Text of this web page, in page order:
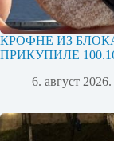
КРОФНЕ ИЗ
ПРИКУПИЛЕ
6. август 2026.